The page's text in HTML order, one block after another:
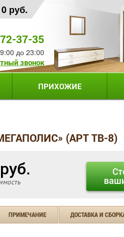
0 руб.
37-35
до 23:00
звонок
ПРИХОЖИЕ
(АРТ ТВ-8)
руб.
ПРИМЕЧАНИЕ ДОСТАВКА И